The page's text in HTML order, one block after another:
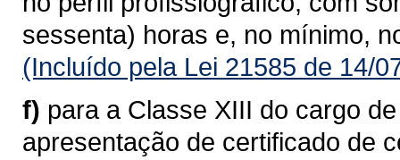
sessenta) horas e, no mínimo,
(Incluído pela Lei 21585 de 14/
f) para a Classe XIII do cargo
apresentação de certificado de